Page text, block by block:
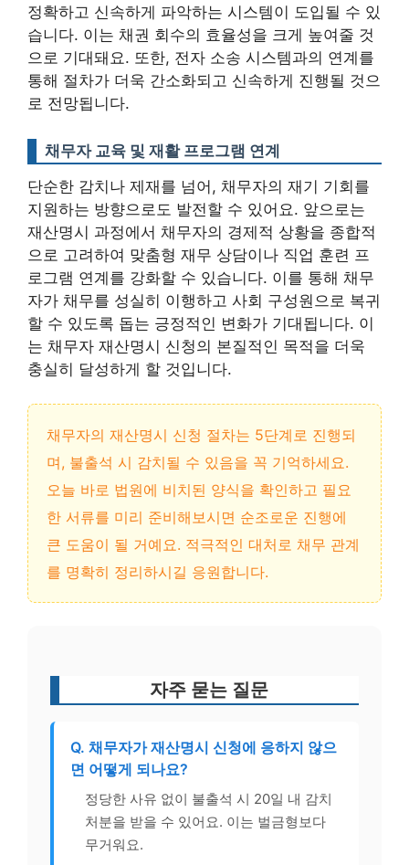
정확하고 신속하게 파악하는 시스템이 도입될 수 있
습니다. 이는 채권 회수의 효율성을 크게 높여줄 것
으로 기대돼요. 또한, 전자 소송 시스템과의 연계를
통해 절차가 더욱 간소화되고 신속하게 진행될 것으
로 전망됩니다.
채무자 교육 및 재활 프로그램 연계
단순한 감치나 제재를 넘어, 채무자의 재기 기회를
지원하는 방향으로도 발전할 수 있어요. 앞으로는
재산명시 과정에서 채무자의 경제적 상황을 종합적
으로 고려하여 맞춤형 재무 상담이나 직업 훈련 프
로그램 연계를 강화할 수 있습니다. 이를 통해 채무
자가 채무를 성실히 이행하고 사회 구성원으로 복귀
할 수 있도록 돕는 긍정적인 변화가 기대됩니다. 이
는 채무자 재산명시 신청의 본질적인 목적을 더욱
충실히 달성하게 할 것입니다.
채무자의 재산명시 신청 절차는 5단계로 진행되
며, 불출석 시 감치될 수 있음을 꼭 기억하세요.
오늘 바로 법원에 비치된 양식을 확인하고 필요
한 서류를 미리 준비해보시면 순조로운 진행에
큰 도움이 될 거예요. 적극적인 대처로 채무 관계
를 명확히 정리하시길 응원합니다.
자주 묻는 질문
Q. 채무자가 재산명시 신청에 응하지 않으
면 어떻게 되나요?
정당한 사유 없이 불출석 시 20일 내 감치
처분을 받을 수 있어요. 이는 벌금형보다
무거워요.